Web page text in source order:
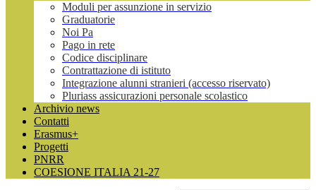
Moduli per assunzione in servizio
Graduatorie
Noi Pa
Pago in rete
Codice disciplinare
Contrattazione di istituto
Integrazione alunni stranieri (accesso riservato)
Pluriass assicurazioni personale scolastico
Archivio news
Contatti
Erasmus+
Progetti
PNRR
COESIONE ITALIA 21-27